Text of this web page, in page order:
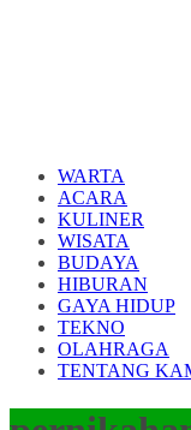
WARTA
ACARA
KULINER
WISATA
BUDAYA
HIBURAN
GAYA HIDUP
TEKNO
OLAHRAGA
TENTANG